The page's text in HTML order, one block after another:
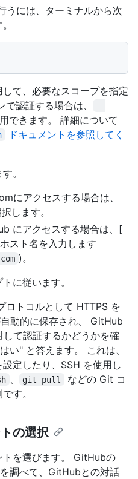
うには、ターミナルから次
て、必要なスコープを指定
認証する場合は、
--
できます。 詳細について
ドキュメントを参照してく
。
にアクセスする場合は、
します。
にアクセスする場合は、[
スト名を入力します
)。
に従います。
トコルとして HTTPS を
動的に保存され、 GitHub
て認証するかどうかを確
い" と答えます。 これは、
定したり、SSH を使用し
git pull
などの Git コ
す。
の選択
を選びます。 GitHubの
を調べて、GitHubとの対話